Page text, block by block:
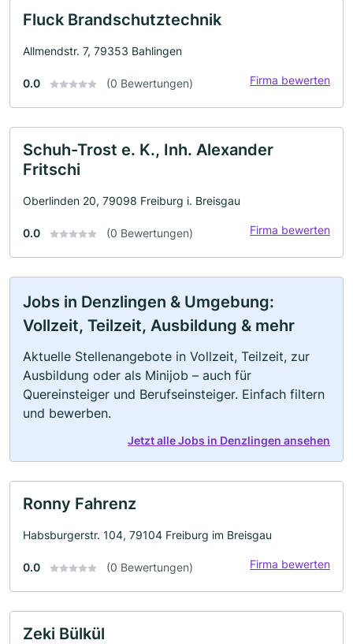
Fluck Brandschutztechnik
Allmendstr. 7, 79353 Bahlingen
0.0 (0 Bewertungen) Firma bewerten
Schuh-Trost e. K., Inh. Alexander
Fritschi
Oberlinden 20, 79098 Freiburg i. Breisgau
0.0 (0 Bewertungen) Firma bewerten
Jobs in Denzlingen & Umgebung:
Vollzeit, Teilzeit, Ausbildung & mehr
Aktuelle Stellenangebote in Vollzeit, Teilzeit, zur
Ausbildung oder als Minijob – auch für
Quereinsteiger und Berufseinsteiger. Einfach filtern
und bewerben.
Jetzt alle Jobs in Denzlingen ansehen
Ronny Fahrenz
Habsburgerstr. 104, 79104 Freiburg im Breisgau
0.0 (0 Bewertungen) Firma bewerten
Zeki Bülkül